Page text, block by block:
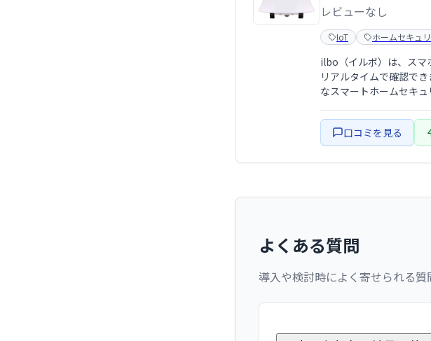
レビューなし
IoT ホームセキュ
ilbo（イルボ）は、スマ
リアルタイムで確認で
なスマートホームセキュ
口コミを見る
よくある質問
導入や検討時によく寄せられる